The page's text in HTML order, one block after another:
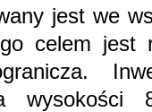
jest we
celem jest